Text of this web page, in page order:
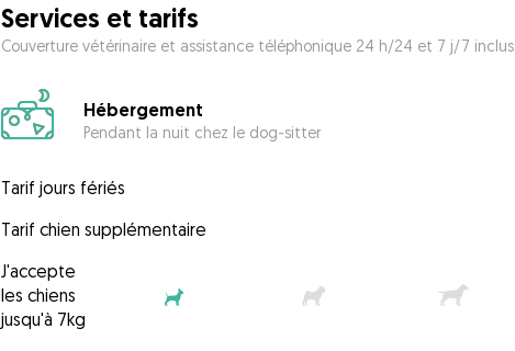
Services et tarifs
Couverture vétérinaire et assistance téléphonique 24 h/24 et 7 j/7 inclus
Hébergement
Pendant la nuit chez le dog-sitter
Tarif jours fériés
Tarif chien supplémentaire
J'accepte
les chiens
jusqu'à 7kg